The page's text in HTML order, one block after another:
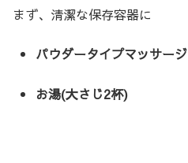
まず、清潔な保存容器に
パウダータイプマッサー
お湯(大さじ2杯)